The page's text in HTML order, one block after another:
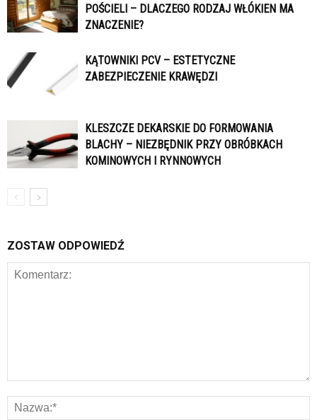
POŚCIELI – DLACZEGO RODZAJ WŁÓKIEN MA
ZNACZENIE?
KĄTOWNIKI PCV – ESTETYCZNE
ZABEZPIECZENIE KRAWĘDZI
KLESZCZE DEKARSKIE DO FORMOWANIA
BLACHY – NIEZBĘDNIK PRZY OBRÓBKACH
KOMINOWYCH I RYNNOWYCH
ZOSTAW ODPOWIEDŹ